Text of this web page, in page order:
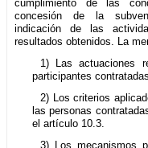
cumplimiento de las
concesión de la
indicación de las
resultados obtenidos. La
1) Las actuaciones
participantes contratadas.
2) Los criterios
las personas
el artículo 10.3.
3) Los mecanismos